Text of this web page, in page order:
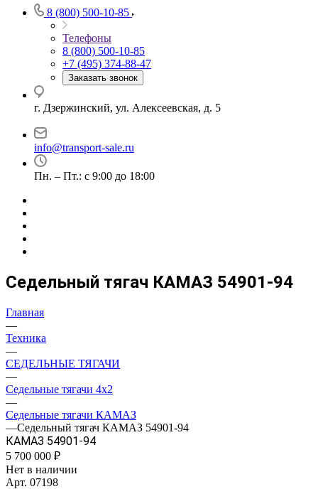
8 (800) 500-10-85
Телефоны
8 (800) 500-10-85
+7 (495) 374-88-47
Заказать звонок
г. Дзержинский, ул. Алексеевская, д. 5
info@transport-sale.ru
Пн. – Пт.: с 9:00 до 18:00
Седельный тягач КАМАЗ 54901-94
Главная
—
Техника
—
СЕДЕЛЬНЫЕ ТЯГАЧИ
—
Седельные тягачи 4x2
—
Седельные тягачи КАМАЗ
—Седельный тягач КАМАЗ 54901-94
КАМАЗ 54901-94
5 700 000 ₽
Нет в наличии
Арт. 07198